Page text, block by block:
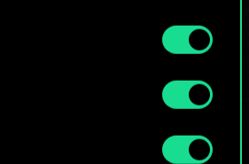
부 사항이나 관련 설정은 아래의